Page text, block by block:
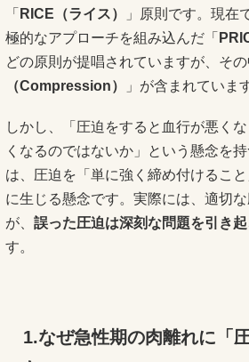
「 RICE（ライス）
」原則です。現在
極的なアプローチを組み込んだ「
どの原則が提唱されていますが、その
（Compression）
」が含まれていま
しかし、「圧迫をすると血行が悪く
くなるのではないか」という懸念を
は、圧迫を「単に強く締め付けるこ
に生じる懸念です。実際には、適切
が、 誤った圧迫は深刻な問題を引き
す。
1.なぜ急性期の肉離れに「